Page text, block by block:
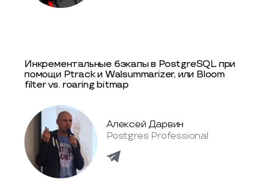
Инкрементальные бэкапы в PostgreSQL при
помощи Ptrack и Walsummarizer, или Bloom
filter vs. roaring bitmap
Алексей Дарвин
Postgres Professional